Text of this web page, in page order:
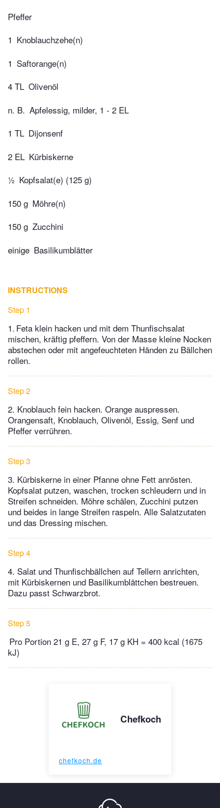
Pfeffer
1 Knoblauchzehe(n)
1 Saftorange(n)
4 TL Olivenöl
n. B. Apfelessig, milder, 1 - 2 EL
1 TL Dijonsenf
2 EL Kürbiskerne
½ Kopfsalat(e) (125 g)
150 g Möhre(n)
150 g Zucchini
einige Basilikumblätter
INSTRUCTIONS
Step 1
1. Feta klein hacken und mit dem Thunfischsalat
mischen, kräftig pfeffern. Von der Masse kleine Nocken
abstechen oder mit angefeuchteten Händen zu Bällchen
rollen.
Step 2
2. Knoblauch fein hacken. Orange auspressen.
Orangensaft, Knoblauch, Olivenöl, Essig, Senf und
Pfeffer verrühren.
Step 3
3. Kürbiskerne in einer Pfanne ohne Fett anrösten.
Kopfsalat putzen, waschen, trocken schleudern und in
Streifen schneiden. Möhre schälen, Zucchini putzen
und beides in lange Streifen raspeln. Alle Salatzutaten
und das Dressing mischen.
Step 4
4. Salat und Thunfischbällchen auf Tellern anrichten,
mit Kürbiskernen und Basilikumblättchen bestreuen.
Dazu passt Schwarzbrot.
Step 5
Pro Portion 21 g E, 27 g F, 17 g KH = 400 kcal (1675
kJ)
Chefkoch
chefkoch.de